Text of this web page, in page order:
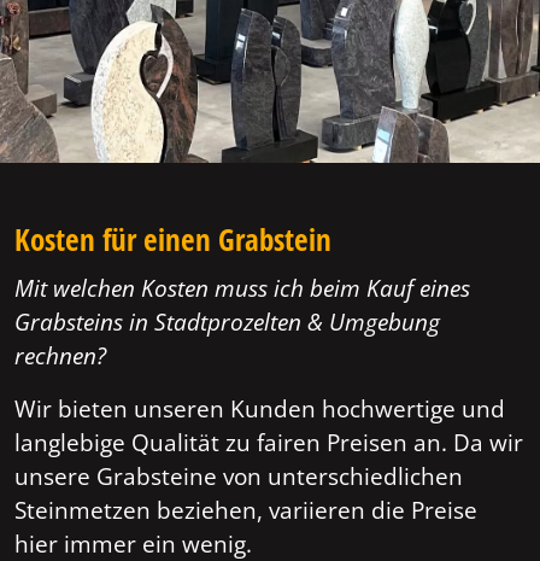
Kosten für einen Grabstein
Mit welchen Kosten muss ich beim Kauf eines
Grabsteins in Stadtprozelten & Umgebung
rechnen?
Wir bieten unseren Kunden hochwertige und
langlebige Qualität zu fairen Preisen an. Da wir
unsere Grabsteine von unterschiedlichen
Steinmetzen beziehen, variieren die Preise
hier immer ein wenig.